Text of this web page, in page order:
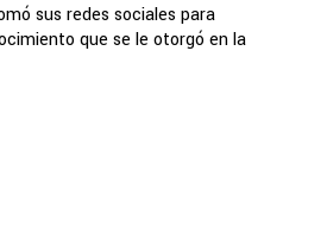
sus redes sociales para
que se le otorgó en la